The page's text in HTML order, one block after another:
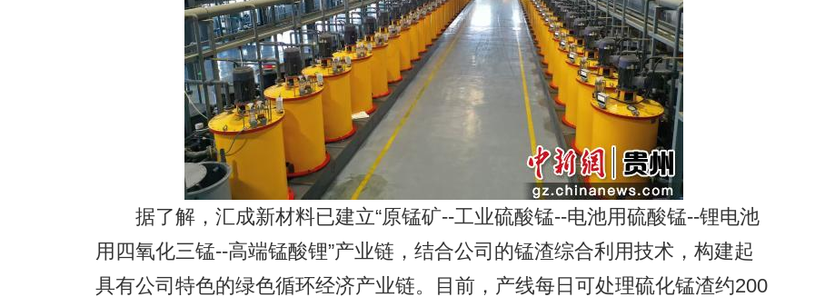
据了解，汇成新材料已建立“原锰矿--工业硫酸锰--电池用硫酸锰--锂电池
用四氧化三锰--高端锰酸锂”产业链，结合公司的锰渣综合利用技术，构建起
具有公司特色的绿色循环经济产业链。目前，产线每日可处理硫化锰渣约200